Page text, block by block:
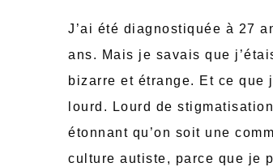
J’ai été diagnostiquée à 27
ans. Mais je savais que
bizarre et étrange. Et ce que
lourd. Lourd de
étonnant qu’on soit une
culture autiste, parce que je